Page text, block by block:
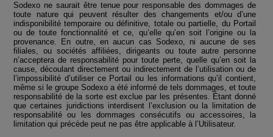
Sodexo ne saurait être tenue pour responsable des dommages de
toute nature qui peuvent résulter des changements et/ou d’une
indisponibilité temporaire ou définitive, totale ou partielle, du Portail
ou de toute fonctionnalité et ce, qu’elle qu’en soit l’origine ou la
provenance. En outre, en aucun cas Sodexo, ni aucune de ses
filiales, ou sociétés affiliées, dirigeants ou toute autre personne
n’acceptera de responsabilité pour toute perte, quelle qu’en soit la
cause, découlant directement ou indirectement de l’utilisation ou de
l’impossibilité d’utiliser ce Portail ou les informations qu’il contient,
même si le groupe Sodexo a été informé de tels dommages, et toute
responsabilité de la sorte est exclue par les présentes. Étant donné
que certaines juridictions interdisent l’exclusion ou la limitation de
responsabilité ou les dommages consécutifs ou accessoires, la
limitation qui précède peut ne pas être applicable à l’Utilisateur.